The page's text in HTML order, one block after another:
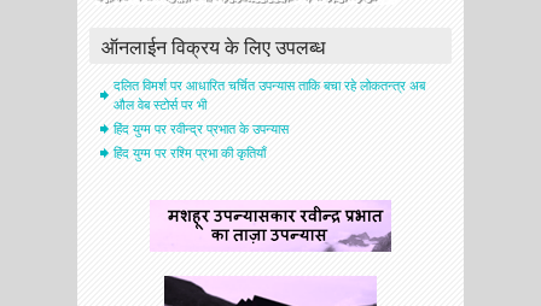
ऑनलाईन विक्रय के लिए उपलब्ध
दलित विमर्श पर आधारित चर्चित उपन्यास ताकि बचा रहे लोकतन्त्र अब
औल वेब स्टोर्स पर भी
हिंद युग्म पर रवीन्द्र प्रभात के उपन्यास
हिंद युग्म पर रश्मि प्रभा की कृतियाँ